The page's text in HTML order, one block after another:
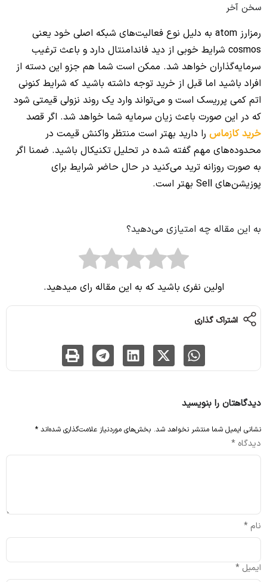
سخن آخر
رمزارز atom به دلیل نوع فعالیت‌های شبکه اصلی خود یعنی
cosmos شرایط خوبی از دید فاندامنتال دارد و باعث ترغیب
سرمایه‌گذاران خواهد شد. ممکن است شما هم جزو این دسته از
افراد باشید اما قبل از خرید توجه داشته باشید که شرایط کنونی
اتم کمی پرریسک است و می‌تواند وارد یک روند نزولی قیمتی شود
که در این صورت باعث زیان سرمایه شما خواهد شد. اگر قصد
خرید کازماس را دارید بهتر است منتظر واکنش قیمت در
محدوده‌های مهم گفته شده در تحلیل تکنیکال باشید. ضمنا اگر
به صورت روزانه ترید می‌کنید در حال حاضر شرایط برای
پوزیشن‌های Sell بهتر است.
به این مقاله چه امتیازی می‌دهید؟
اولین نفری باشید که به این مقاله رای میدهید.
اشتراک گذاری
دیدگاهتان را بنویسید
نشانی ایمیل شما منتشر نخواهد شد. بخش‌های موردنیاز علامت‌گذاری شده‌اند *
دیدگاه *
نام *
ایمیل *